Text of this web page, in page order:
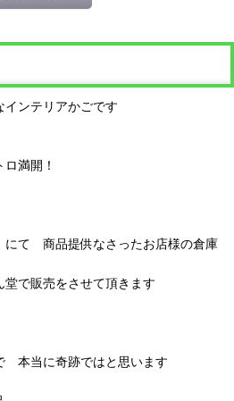
インテリアかごです
満開！
にて 商品提供なさったお店様の倉庫
で販売をさせて頂きます
本当に奇跡ではと思います